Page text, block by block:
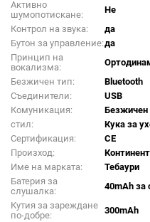
Активно
шумопотискане:
Не
Контрол на звука:
да
Бутон за управление:да
Принцип на
вокализма:
Безжичен тип:
Bluetooth
Съединители:
USB
Комуникация:
Безжичен
стил:
Кука за
Сертификация:
CE
Произход:
Име на марката:
Тебаури
Батерия за
слушалка:
40mAh за
Кутия за зареждане
по-добре:
300mAh